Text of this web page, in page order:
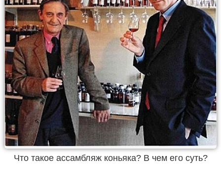
Что такое ассамбляж коньяка? В чем его суть?